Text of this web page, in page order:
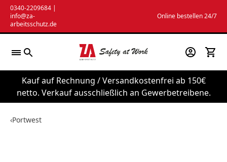
Zum
Inhalt
springen
0340-2209684 |
info@za-
arbeitsschutz.de
Online bestellen 24/7
Kauf auf Rechnung / Versandkostenfrei ab 150€
netto. Verkauf ausschließlich an Gewerbetreibene.
‹Portwest